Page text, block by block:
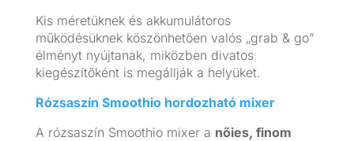
Kis méretüknek és akkumulátoros
működésüknek köszönhetően valós „grab & go”
élményt nyújtanak, miközben divatos
kiegészítőként is megállják a helyüket.
Rózsaszín Smoothio hordozható mixer
A rózsaszín Smoothio mixer a nőies, finom